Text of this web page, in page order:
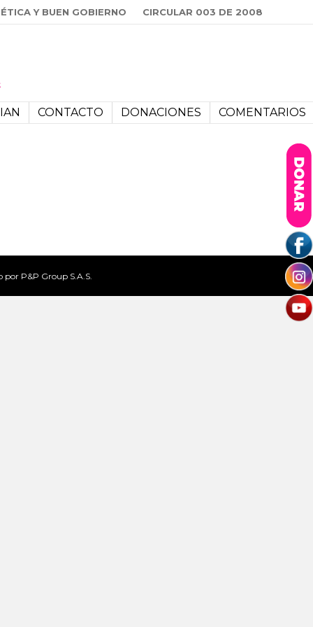
Y BUEN GOBIERNO CIRCULAR 003 DE 2008
CONTACTO DONACIONES COMENTARIOS
por P&P Group S.A.S.